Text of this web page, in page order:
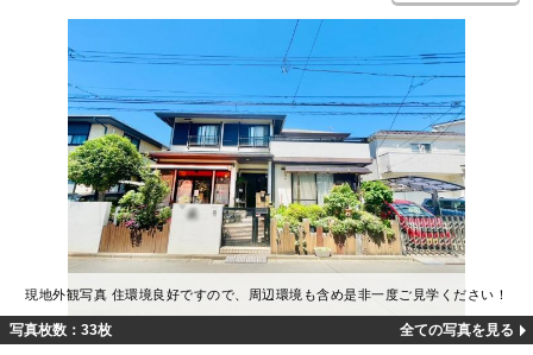
現地外観写真 住環境良好ですので、周辺環境も含め是非一度ご見学ください！
写真枚数：33枚 全ての写真を見る